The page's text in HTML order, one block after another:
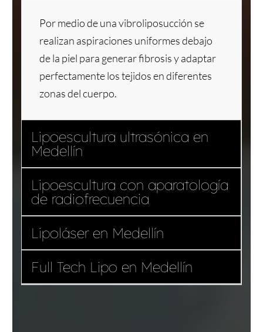
Por medio de una vibroliposucción se
realizan aspiraciones uniformes debajo
de la piel para generar fibrosis y adaptar
perfectamente los tejidos en diferentes
zonas del cuerpo.
Lipoescultura ultrasónica en
Medellín
Lipoescultura con aparatología
de radiofrecuencia
Lipoláser en Medellín
Full Tech Lipo en Medellín